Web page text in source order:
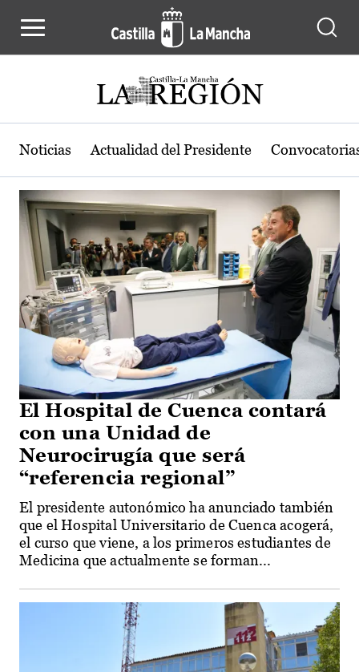
Actualidad de la región de Castilla-
Noticias Actualidad del Presidente
El Hospital de Cuenca contará
con una Unidad de
Neurocirugía que será
“referencia regional”
El presidente autonómico ha anunciado también
que el Hospital Universitario de Cuenca acogerá,
el curso que viene, a los primeros estudiantes de
Medicina que actualmente se forman...